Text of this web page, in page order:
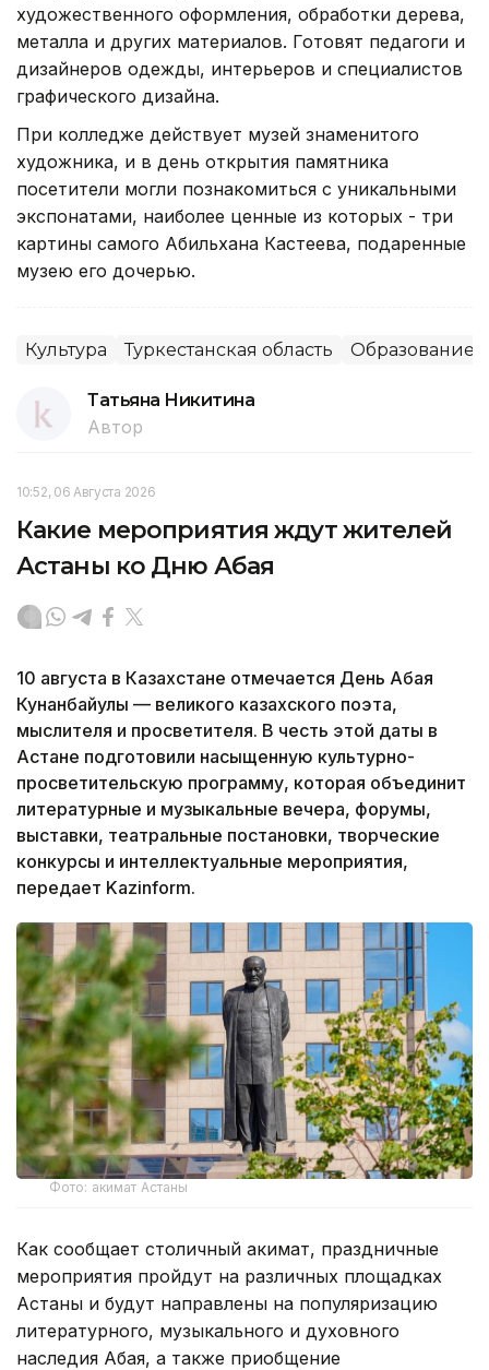
художественного оформления, обработки дерева,
металла и других материалов. Готовят педагоги и
дизайнеров одежды, интерьеров и специалистов
графического дизайна.
При колледже действует музей знаменитого
художника, и в день открытия памятника
посетители могли познакомиться с уникальными
экспонатами, наиболее ценные из которых - три
картины самого Абильхана Кастеева, подаренные
музею его дочерью.
Культура Туркестанская область Образование
Татьяна Никитина
Автор
10:52, 06 Августа 2026
Какие мероприятия ждут жителей
Астаны ко Дню Абая
10 августа в Казахстане отмечается День Абая
Кунанбайулы — великого казахского поэта,
мыслителя и просветителя. В честь этой даты в
Астане подготовили насыщенную культурно-
просветительскую программу, которая объединит
литературные и музыкальные вечера, форумы,
выставки, театральные постановки, творческие
конкурсы и интеллектуальные мероприятия,
передает Kazinform.
Фото: акимат Астаны
Как сообщает столичный акимат, праздничные
мероприятия пройдут на различных площадках
Астаны и будут направлены на популяризацию
литературного, музыкального и духовного
наследия Абая, а также приобщение